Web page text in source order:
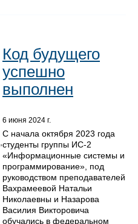
Код будущего
успешно
выполнен
6 июня 2024 г.
С начала октября 2023 года
студенты группы ИС-2
«Информационные системы и
программирование», под
руководством преподавателей
Вахрамеевой Натальи
Николаевны и Назарова
Василия Викторовича
обучались в федеральном